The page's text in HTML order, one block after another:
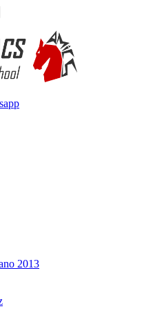
2013